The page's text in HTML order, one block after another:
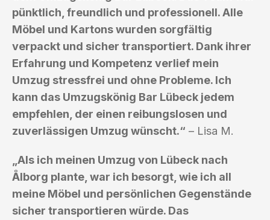
pünktlich, freundlich und professionell. Alle
Möbel und Kartons wurden sorgfältig
verpackt und sicher transportiert. Dank ihrer
Erfahrung und Kompetenz verlief mein
Umzug stressfrei und ohne Probleme. Ich
kann das Umzugskönig Bar Lübeck jedem
empfehlen, der einen reibungslosen und
zuverlässigen Umzug wünscht.“ – Lisa M.
„Als ich meinen Umzug von Lübeck nach
Ålborg plante, war ich besorgt, wie ich all
meine Möbel und persönlichen Gegenstände
sicher transportieren würde. Das